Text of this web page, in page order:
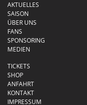
AKTUELLES
SAISON
ÜBER UNS
FANS
SPONSORING
MEDIEN
TICKETS
SHOP
ANFAHRT
KONTAKT
IMPRESSUM